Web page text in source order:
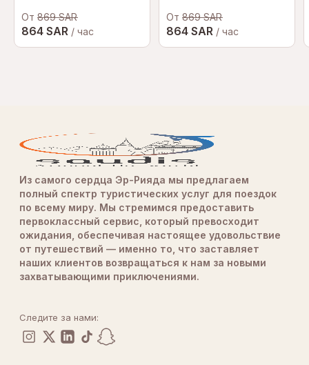
От 869 SAR
864 SAR / час
От 869 SAR
864 SAR / час
Из самого сердца Эр-Рияда мы предлагаем
полный спектр туристических услуг для поездок
по всему миру. Мы стремимся предоставить
первоклассный сервис, который превосходит
ожидания, обеспечивая настоящее удовольствие
от путешествий — именно то, что заставляет
наших клиентов возвращаться к нам за новыми
захватывающими приключениями.
Следите за нами: